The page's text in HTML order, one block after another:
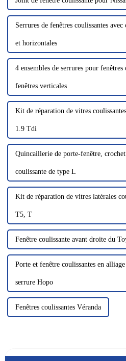
Serrures de fenêtres coulissantes
et horizontales
4 ensembles de serrures pour
fenêtres verticales
Kit de réparation de vitres
1.9 Tdi
Quincaillerie de porte-fenêtre,
coulissante de type L
Kit de réparation de vitres latérales
T5, T
Fenêtre coulissante avant droite du
Porte et fenêtre coulissantes en
serrure Hopo
Fenêtres coulissantes Véranda